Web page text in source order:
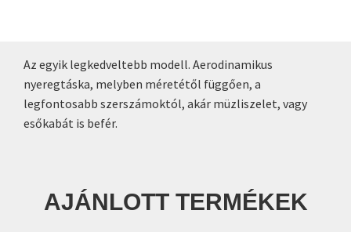
Az egyik legkedveltebb modell. Aerodinamikus
nyeregtáska, melyben méretétől függően, a
legfontosabb szerszámoktól, akár müzliszelet, vagy
esőkabát is befér.
AJÁNLOTT TERMÉKEK